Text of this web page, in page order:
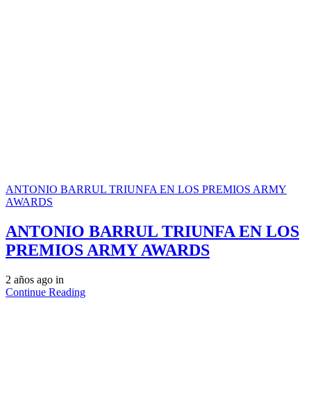
ANTONIO BARRUL TRIUNFA EN LOS PREMIOS ARMY
AWARDS
ANTONIO BARRUL TRIUNFA EN LOS
PREMIOS ARMY AWARDS
2 años ago in
Continue Reading